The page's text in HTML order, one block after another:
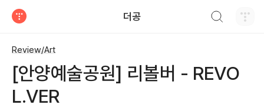
더공
Review/Art
[안양예술공원] 리볼버 - REVO
L.VER